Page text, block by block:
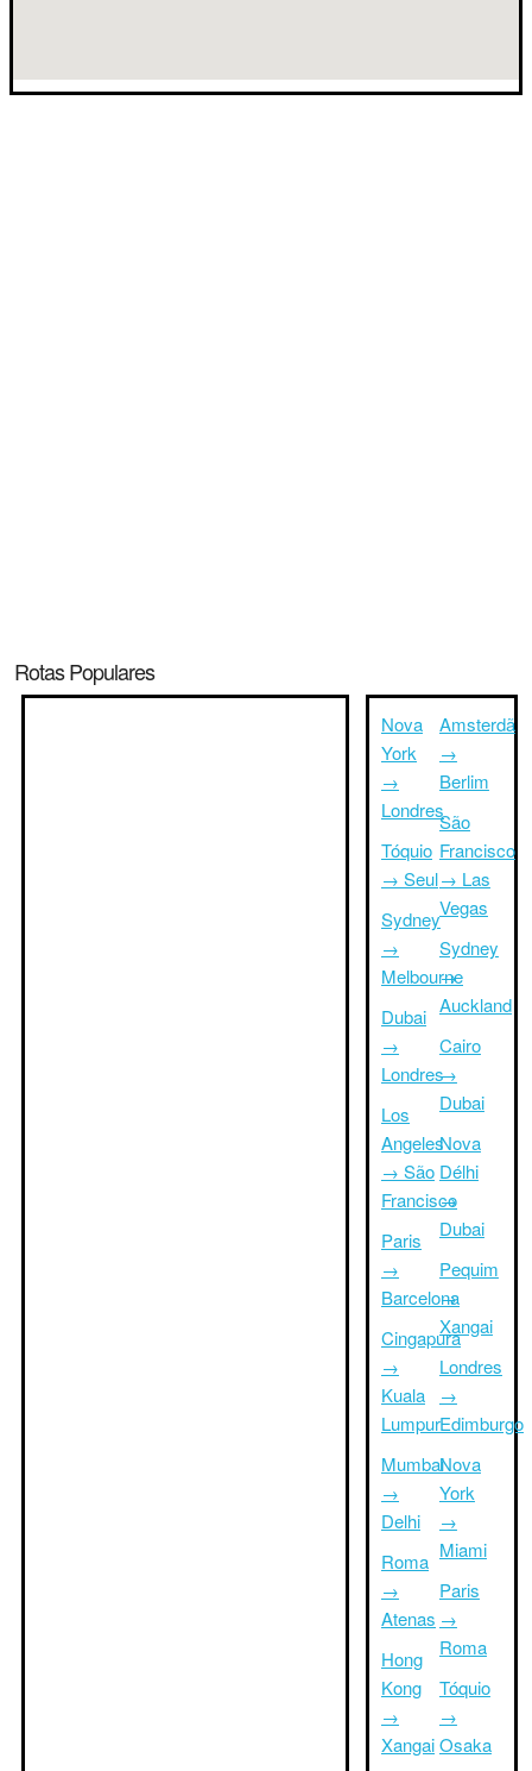
Rotas Populares
Nova
York
→
Londres
Tóquio
→ Seul
Sydney
→
Melbourne
Dubai
→
Londres
Los
Angeles
→ São
Francisco
Paris
→
Barcelona
Cingapura
→
Kuala
Lumpur
Mumbai
→
Delhi
Roma
→
Atenas
Hong
Kong
→
Xangai
Amsterdã
→
Berlim
São
Francisco
→ Las
Vegas
Sydney
→
Auckland
Cairo
→
Dubai
Nova
Délhi
→
Dubai
Pequim
→
Xangai
Londres
→
Edimburgo
Nova
York
→
Miami
Paris
→
Roma
Tóquio
→
Osaka